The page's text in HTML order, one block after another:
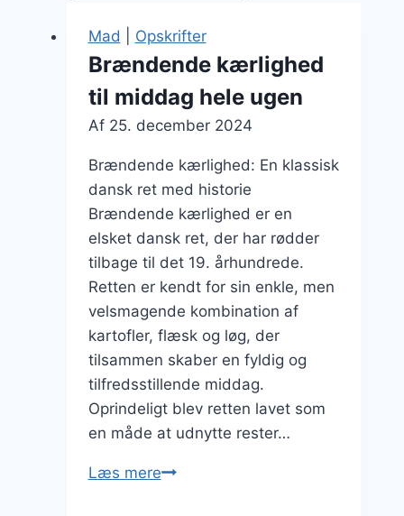
Mad Opskrifter
Brændende kærlighed
til middag hele ugen
Af 25. december 2024
Brændende kærlighed: En klassisk
dansk ret med historie
Brændende kærlighed er en
elsket dansk ret, der har rødder
tilbage til det 19. århundrede.
Retten er kendt for sin enkle, men
velsmagende kombination af
kartofler, flæsk og løg, der
tilsammen skaber en fyldig og
tilfredsstillende middag.
Oprindeligt blev retten lavet som
en måde at udnytte rester…
Læs mereBrændende